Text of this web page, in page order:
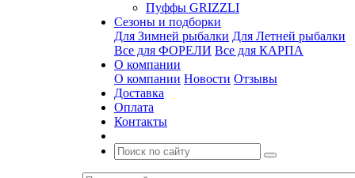
Пуффы GRIZZLI
Сезоны и подборки
Для Зимней рыбалки Для Летней рыбалки
Все для ФОРЕЛИ Все для КАРПА
О компании
О компании Новости Отзывы
Доставка
Оплата
Контакты